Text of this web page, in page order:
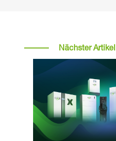
Nächster Artikel